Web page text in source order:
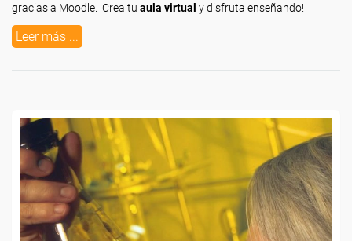
gracias a Moodle. ¡Crea tu aula virtual y disfruta enseñando!
Leer más ...